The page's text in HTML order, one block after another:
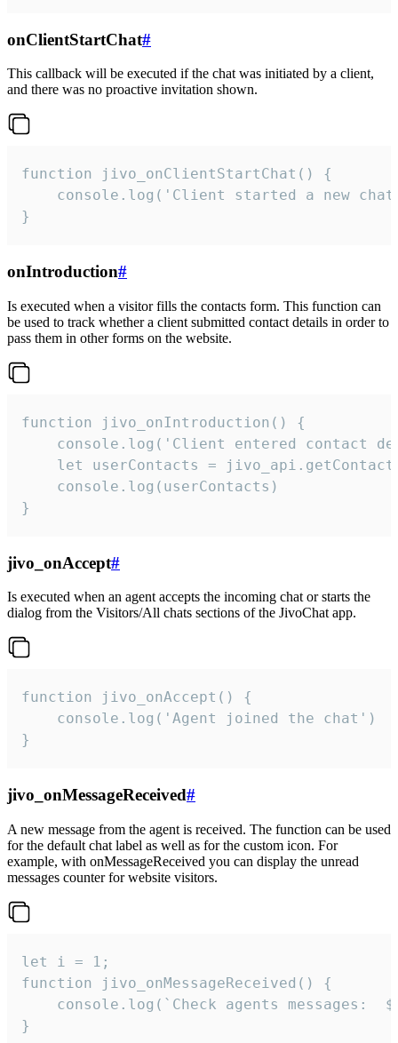
onClientStartChat#
This callback will be executed if the chat was initiated by a client,
and there was no proactive invitation shown.
function jivo_onClientStartChat() {
console.log('Client started a new
}
onIntroduction#
Is executed when a visitor fills the contacts form. This function can
be used to track whether a client submitted contact details in order to
pass them in other forms on the website.
function jivo_onIntroduction() {
console.log('Client entered contact
let userContacts =
    console.log(userContacts)
}
jivo_onAccept#
Is executed when an agent accepts the incoming chat or starts the
dialog from the Visitors/All chats sections of the JivoChat app.
function jivo_onAccept() {
}
jivo_onMessageReceived#
A new message from the agent is received. The function can be used
for the default chat label as well as for the custom icon. For
example, with onMessageReceived you can display the unread
messages counter for website visitors.
let i = 1;
function jivo_onMessageReceived() {
}